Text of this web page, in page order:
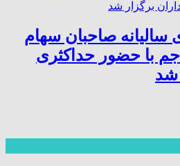
صاحبان سهام
با حضور حداکثری
شد